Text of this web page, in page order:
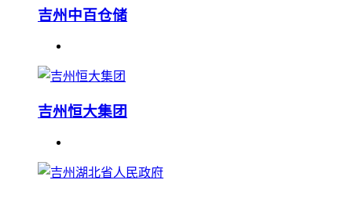
吉州中百仓储
吉州恒大集团